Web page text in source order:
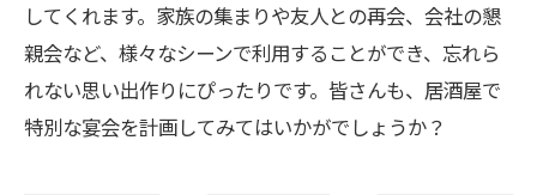
してくれます。家族の集まりや友人との再会、会社の懇
親会など、様々なシーンで利用することができ、忘れら
れない思い出作りにぴったりです。皆さんも、居酒屋で
特別な宴会を計画してみてはいかがでしょうか？